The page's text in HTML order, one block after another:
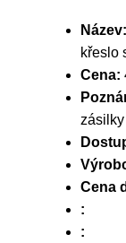
Název:
křeslo
Cena:
Cena
:
: